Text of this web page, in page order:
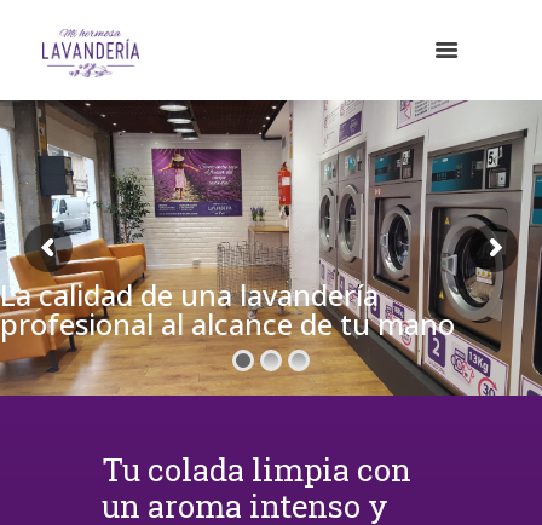
La calidad de una lavandería
profesional al alcance de tu mano
Tu colada limpia con
un aroma intenso y